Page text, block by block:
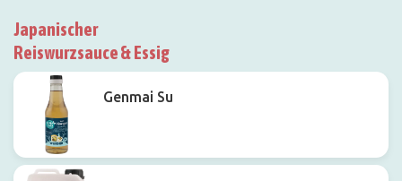
Japanischer
Reiswurzsauce & Essig
Genmai Su